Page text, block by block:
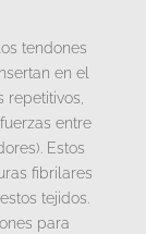
tendones
en el
entre
Estos
fibrilares
tejidos.
para